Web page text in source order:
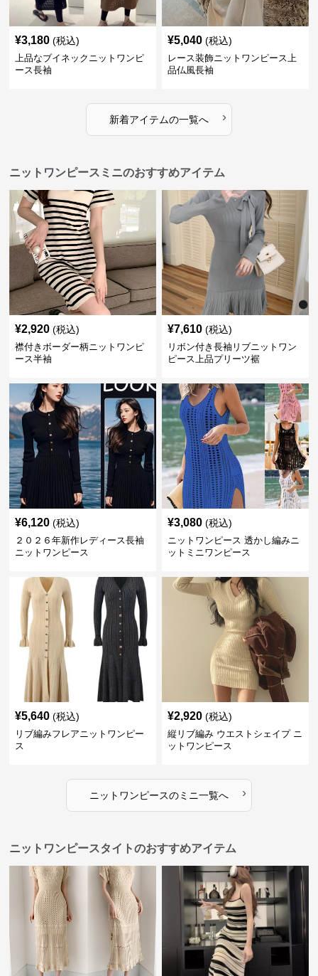
¥3,180 (税込)
上品なブイネックニットワンピ
ース長袖
¥5,040 (税込)
レース装飾ニットワンピース上
品仏風長袖
新着アイテムの一覧へ ›
ニットワンピースミニのおすすめアイテム
¥2,920 (税込)
襟付きボーダー柄ニットワンピ
ース半袖
¥7,610 (税込)
リボン付き長袖リブニットワン
ピース上品プリーツ裾
¥6,120 (税込)
２０２６年新作レディース長袖
ニットワンピース
¥3,080 (税込)
ニットワンピース 透かし編みニ
ットミニワンピース
¥5,640 (税込)
リブ編みフレアニットワンピー
ス
¥2,920 (税込)
縦リブ編み ウエストシェイプ ニ
ットワンピース
ニットワンピースのミニ一覧へ ›
ニットワンピースタイトのおすすめアイテム